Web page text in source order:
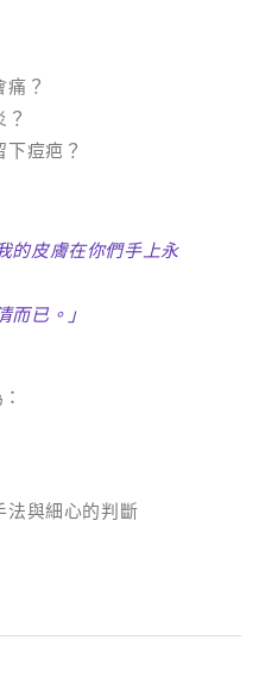
？
痘疤？
的皮膚在你們手上永
已。」
法與細心的判斷